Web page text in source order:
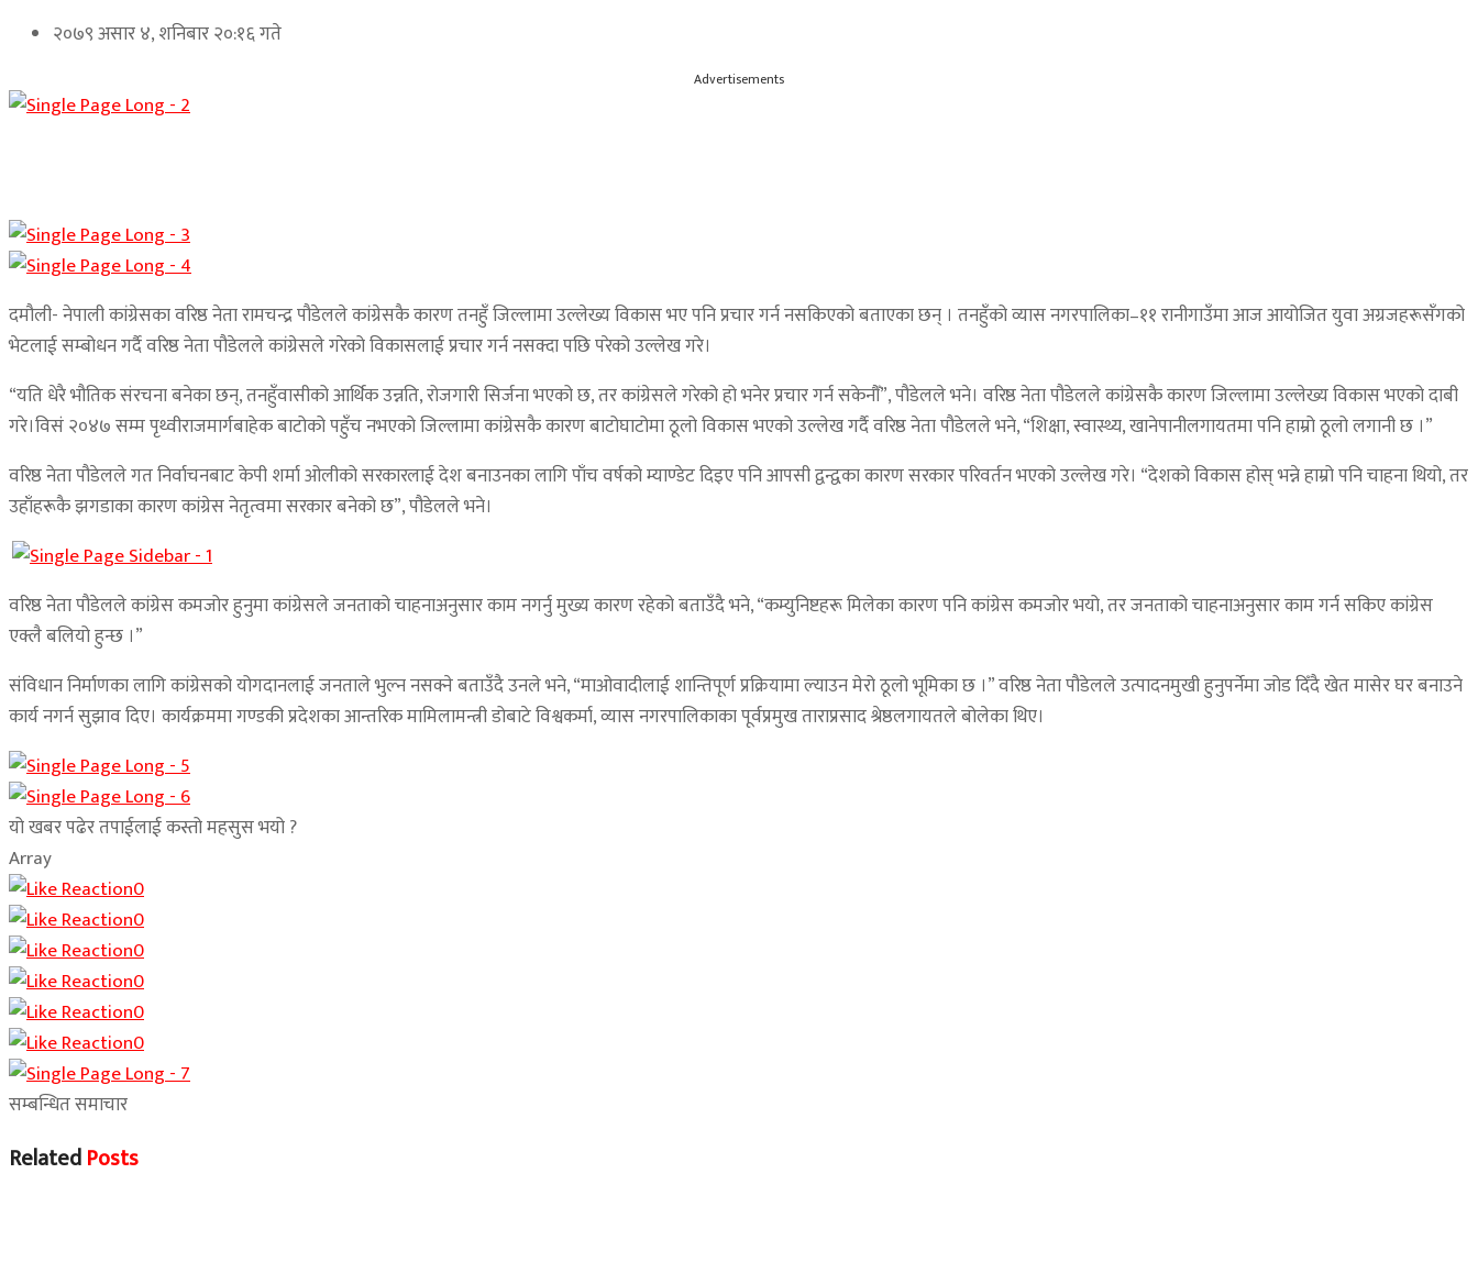
२०७९ असार ४, शनिबार २०:१६ गते
Advertisements
दमौली- नेपाली कांग्रेसका वरिष्ठ नेता रामचन्द्र पौडेलले कांग्रेसकै कारण तनहुँ जिल्लामा उल्लेख्य विकास भए पनि प्रचार गर्न नसकिएको बताएका छन् । तनहुँको व्यास नगरपालिका–११ रानीगाउँमा आज आयोजित युवा अग्रजहरूसँगको
भेटलाई सम्बोधन गर्दै वरिष्ठ नेता पौडेलले कांग्रेसले गरेको विकासलाई प्रचार गर्न नसक्दा पछि परेको उल्लेख गरे।
“यति धेरै भौतिक संरचना बनेका छन्, तनहुँवासीको आर्थिक उन्नति, रोजगारी सिर्जना भएको छ, तर कांग्रेसले गरेको हो भनेर प्रचार गर्न सकेनौँ”, पौडेलले भने। वरिष्ठ नेता पौडेलले कांग्रेसकै कारण जिल्लामा उल्लेख्य विकास भएको दाबी
गरे।विसं २०४७ सम्म पृथ्वीराजमार्गबाहेक बाटोको पहुँच नभएको जिल्लामा कांग्रेसकै कारण बाटोघाटोमा ठूलो विकास भएको उल्लेख गर्दै वरिष्ठ नेता पौडेलले भने, “शिक्षा, स्वास्थ्य, खानेपानीलगायतमा पनि हाम्रो ठूलो लगानी छ ।”
वरिष्ठ नेता पौडेलले गत निर्वाचनबाट केपी शर्मा ओलीको सरकारलाई देश बनाउनका लागि पाँच वर्षको म्याण्डेट दिइए पनि आपसी द्वन्द्वका कारण सरकार परिवर्तन भएको उल्लेख गरे। “देशको विकास होस् भन्ने हाम्रो पनि चाहना थियो, तर
उहाँहरूकै झगडाका कारण कांग्रेस नेतृत्वमा सरकार बनेको छ”, पौडेलले भने।
वरिष्ठ नेता पौडेलले कांग्रेस कमजोर हुनुमा कांग्रेसले जनताको चाहनाअनुसार काम नगर्नु मुख्य कारण रहेको बताउँदै भने, “कम्युनिष्टहरू मिलेका कारण पनि कांग्रेस कमजोर भयो, तर जनताको चाहनाअनुसार काम गर्न सकिए कांग्रेस
एक्लै बलियो हुन्छ ।”
संविधान निर्माणका लागि कांग्रेसको योगदानलाई जनताले भुल्न नसक्ने बताउँदै उनले भने, “माओवादीलाई शान्तिपूर्ण प्रक्रियामा ल्याउन मेरो ठूलो भूमिका छ ।” वरिष्ठ नेता पौडेलले उत्पादनमुखी हुनुपर्नेमा जोड दिँदै खेत मासेर घर बनाउने
कार्य नगर्न सुझाव दिए। कार्यक्रममा गण्डकी प्रदेशका आन्तरिक मामिलामन्त्री डोबाटे विश्वकर्मा, व्यास नगरपालिकाका पूर्वप्रमुख ताराप्रसाद श्रेष्ठलगायतले बोलेका थिए।
यो खबर पढेर तपाईलाई कस्तो महसुस भयो ?
Array
0
0
0
0
0
0
सम्बन्धित समाचार
RelatedPosts